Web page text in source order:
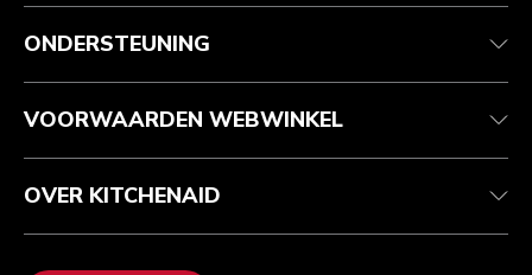
Health check
Je bestelling volgen
Garantie en documenten
Veelgestelde vragen
Algemene voorwaarden
Retournering en terugbetaling
Imprint
ODR
Het merk
Zoek een winkel
ONDERSTEUNING
VOORWAARDEN WEBWINKEL
OVER KITCHENAID